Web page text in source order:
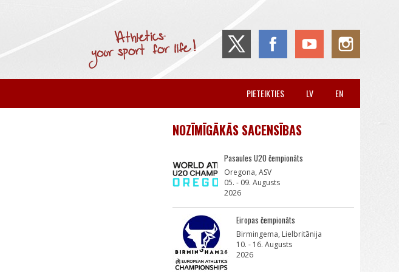
EN
LV
PIETEIKTIES
NOZĪMĪGĀKĀS SACENSĪBAS
Pasaules U20 čempionāts
Oregona, ASV
05. - 09. Augusts
2026
Eiropas čempionāts
Birmingema, Lielbritānija
10. - 16. Augusts
2026